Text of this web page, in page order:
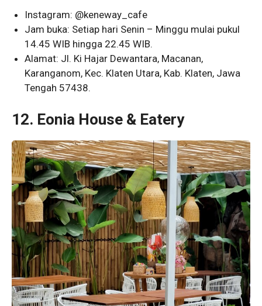
Instagram: @keneway_cafe
Jam buka: Setiap hari Senin – Minggu mulai pukul
14.45 WIB hingga 22.45 WIB.
Alamat: Jl. Ki Hajar Dewantara, Macanan,
Karanganom, Kec. Klaten Utara, Kab. Klaten, Jawa
Tengah 57438.
12. Eonia House & Eatery